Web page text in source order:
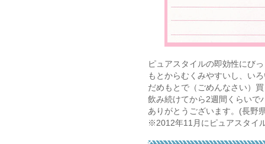
ピュアスタイルの即効性にび
もとからむくみやすいし、い
だめもとで（ごめんなさい）
飲み続けてから2週間くらいで
ありがとうございます。(長
※2012年11月にピュアスタイ